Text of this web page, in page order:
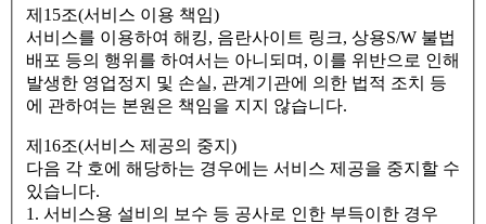
제15조(서비스 이용 책임)
서비스를 이용하여 해킹, 음란사이트 링크, 상용S/W 불법
배포 등의 행위를 하여서는 아니되며, 이를 위반으로 인해
발생한 영업정지 및 손실, 관계기관에 의한 법적 조치 등
에 관하여는 본원은 책임을 지지 않습니다.
제16조(서비스 제공의 중지)
다음 각 호에 해당하는 경우에는 서비스 제공을 중지할 수
있습니다.
1. 서비스용 설비의 보수 등 공사로 인한 부득이한 경우